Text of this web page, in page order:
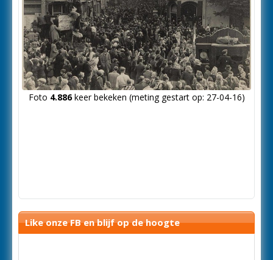
Foto 4.886keer bekeken (meting gestart op: 27-04-16)
Like onze FB en blijf op de hoogte